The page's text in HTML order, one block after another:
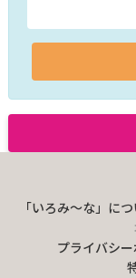
「いろみ〜な」に
プライバシ